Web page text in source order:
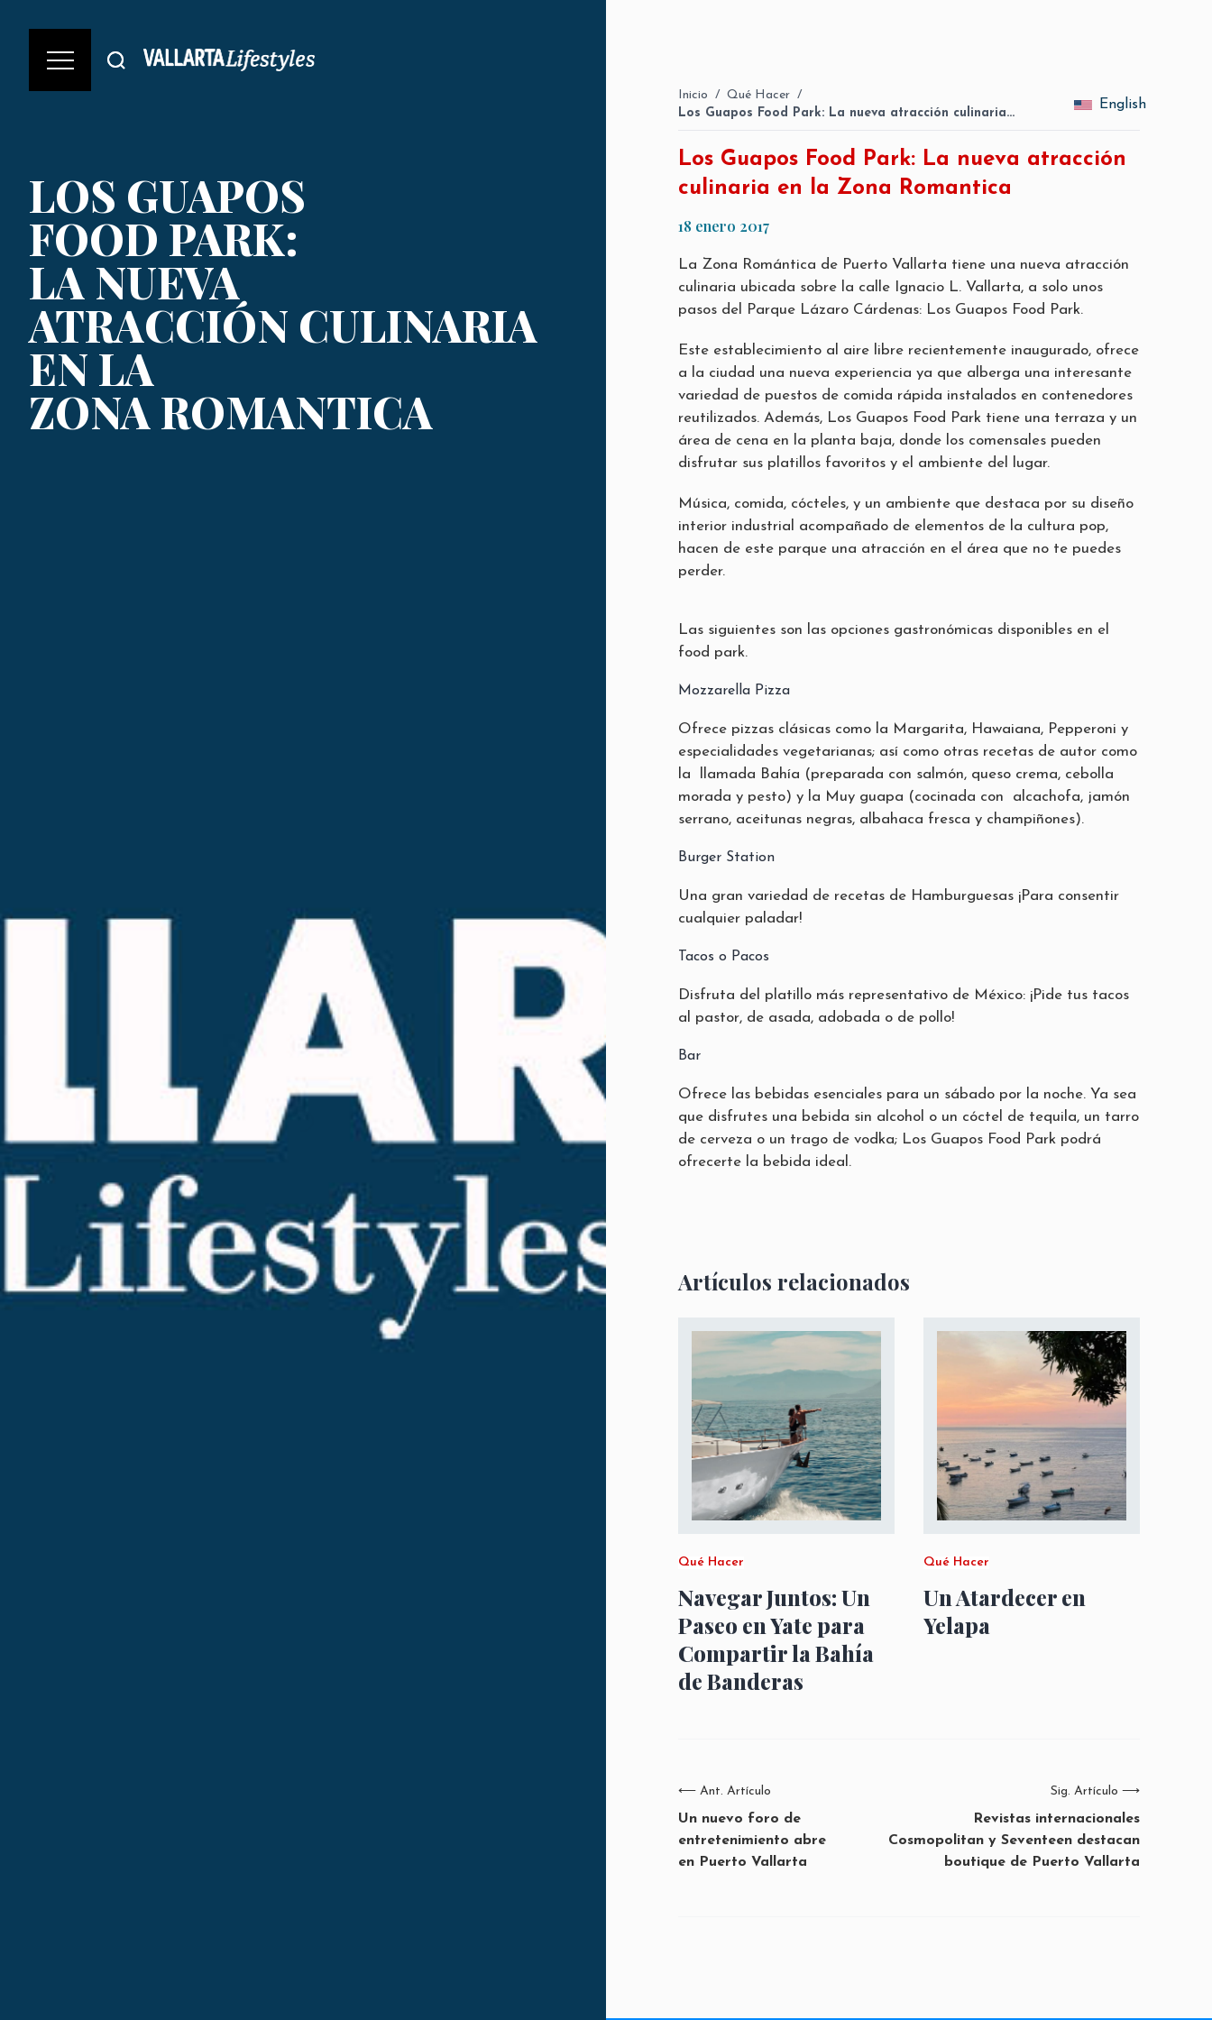
LOS GUAPOS
FOOD PARK:
LA NUEVA
ATRACCIÓN CULINARIA
EN LA
ZONA ROMANTICA
Inicio / Qué Hacer /
Los Guapos Food Park: La nueva atracción culinaria…
English
Los Guapos Food Park: La nueva atracción
culinaria en la Zona Romantica
18 enero 2017
La Zona Romántica de Puerto Vallarta tiene una nueva atracción
culinaria ubicada sobre la calle Ignacio L. Vallarta, a solo unos
pasos del Parque Lázaro Cárdenas: Los Guapos Food Park.
Este establecimiento al aire libre recientemente inaugurado, ofrece
a la ciudad una nueva experiencia ya que alberga una interesante
variedad de puestos de comida rápida instalados en contenedores
reutilizados. Además, Los Guapos Food Park tiene una terraza y un
área de cena en la planta baja, donde los comensales pueden
disfrutar sus platillos favoritos y el ambiente del lugar.
Música, comida, cócteles, y un ambiente que destaca por su diseño
interior industrial acompañado de elementos de la cultura pop,
hacen de este parque una atracción en el área que no te puedes
perder.
Las siguientes son las opciones gastronómicas disponibles en el
food park.
Mozzarella Pizza
Ofrece pizzas clásicas como la Margarita, Hawaiana, Pepperoni y
especialidades vegetarianas; así como otras recetas de autor como
la llamada Bahía (preparada con salmón, queso crema, cebolla
morada y pesto) y la Muy guapa (cocinada con alcachofa, jamón
serrano, aceitunas negras, albahaca fresca y champiñones).
Burger Station
Una gran variedad de recetas de Hamburguesas ¡Para consentir
cualquier paladar!
Tacos o Pacos
Disfruta del platillo más representativo de México: ¡Pide tus tacos
al pastor, de asada, adobada o de pollo!
Bar
Ofrece las bebidas esenciales para un sábado por la noche. Ya sea
que disfrutes una bebida sin alcohol o un cóctel de tequila, un tarro
de cerveza o un trago de vodka; Los Guapos Food Park podrá
ofrecerte la bebida ideal.
Artículos relacionados
Qué Hacer
Navegar Juntos: Un
Paseo en Yate para
Compartir la Bahía
de Banderas
Qué Hacer
Un Atardecer en
Yelapa
⟵ Ant. Artículo
Un nuevo foro de
entretenimiento abre
en Puerto Vallarta
Sig. Artículo ⟶
Revistas internacionales
Cosmopolitan y Seventeen destacan
boutique de Puerto Vallarta